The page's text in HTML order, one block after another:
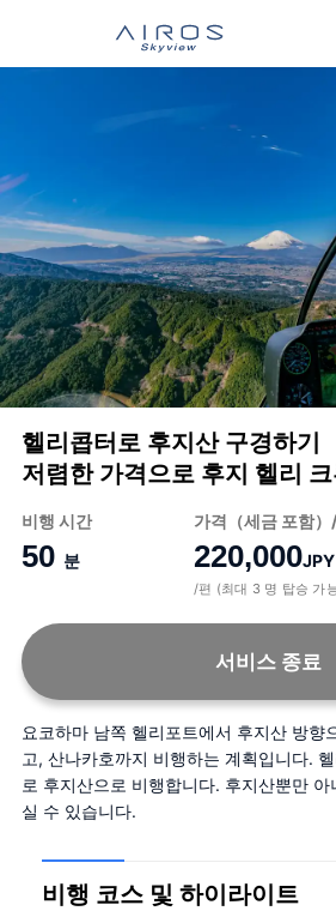
헬리콥터로 후지산 구경하기
저렴한 가격으로 후지 헬리
비행 시간
50 분
가격（세금 포함
220,000JPY
/편 (최대 3 명 탑승 가
서비스 종료
요코하마 남쪽 헬리포트에서 후지산 방향
고, 산나카호까지 비행하는 계획입니다.
로 후지산으로 비행합니다. 후지산뿐만
실 수 있습니다.
비행 코스 및 하이라이트